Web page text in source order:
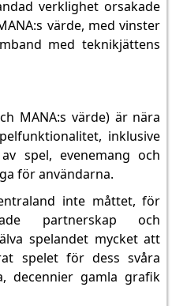
verklighet orsakade
värde, med vinster
med teknikjättens
MANA:s värde) är nära
inklusive
spel, evenemang och
för användarna.
inte måttet, för
partnerskap och
spelandet mycket att
spelet för dess svåra
decennier gamla grafik